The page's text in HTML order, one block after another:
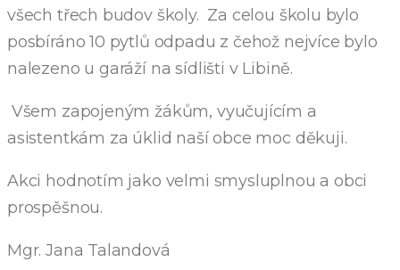
všech třech budov školy. Za celou školu bylo
posbíráno 10 pytlů odpadu z čehož nejvíce bylo
nalezeno u garáží na sídlišti v Libině.
Všem zapojeným žákům, vyučujícím a
asistentkám za úklid naší obce moc děkuji.
Akci hodnotím jako velmi smysluplnou a obci
prospěšnou.
Mgr. Jana Talandová